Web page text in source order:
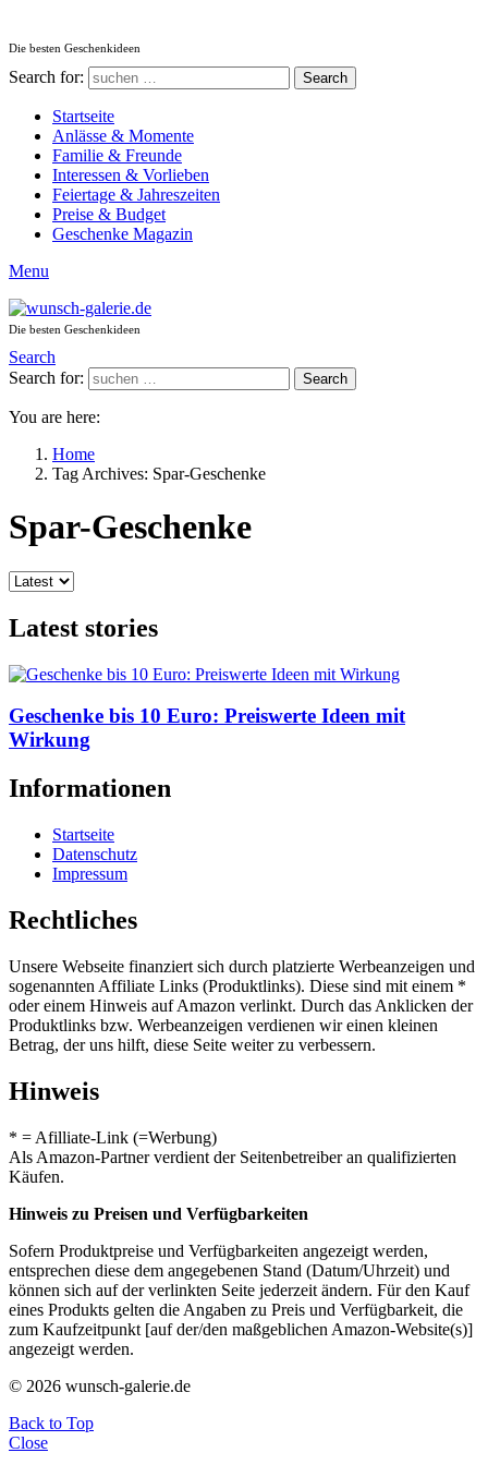
Die besten Geschenkideen
Search for: Search
Startseite
Anlässe & Momente
Familie & Freunde
Interessen & Vorlieben
Feiertage & Jahreszeiten
Preise & Budget
Geschenke Magazin
Menu
Die besten Geschenkideen
Search
Search for:
Search
You are here:
Home
Tag Archives: Spar-Geschenke
Spar-Geschenke
Latest stories
Geschenke bis 10 Euro: Preiswerte Ideen mit
Wirkung
Informationen
Startseite
Datenschutz
Impressum
Rechtliches
Unsere Webseite finanziert sich durch platzierte Werbeanzeigen und
sogenannten Affiliate Links (Produktlinks). Diese sind mit einem *
oder einem Hinweis auf Amazon verlinkt. Durch das Anklicken der
Produktlinks bzw. Werbeanzeigen verdienen wir einen kleinen
Betrag, der uns hilft, diese Seite weiter zu verbessern.
Hinweis
* = Afilliate-Link (=Werbung)
Als Amazon-Partner verdient der Seitenbetreiber an qualifizierten
Käufen.
Hinweis zu Preisen und Verfügbarkeiten
Sofern Produktpreise und Verfügbarkeiten angezeigt werden,
entsprechen diese dem angegebenen Stand (Datum/Uhrzeit) und
können sich auf der verlinkten Seite jederzeit ändern. Für den Kauf
eines Produkts gelten die Angaben zu Preis und Verfügbarkeit, die
zum Kaufzeitpunkt [auf der/den maßgeblichen Amazon-Website(s)]
angezeigt werden.
© 2026 wunsch-galerie.de
Back to Top
Close